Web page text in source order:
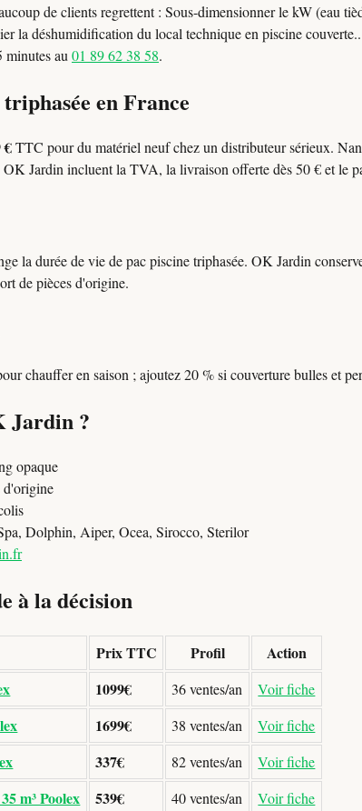
de clients regrettent : Sous-dimensionner le kW (eau
la déshumidification du local technique en piscine
minutes au01 89 62 38 58.
en France
€TTC pour du matériel neuf chez un distributeur sérieux.
Jardin incluent la TVA, la livraison offerte dès 50 € et le
la durée de vie de pac piscine triphasée. OK Jardin
de pièces d'origine.
chauffer en saison ; ajoutez 20 % si couverture bulles et
Jardin ?
opaque
Dolphin, Aiper, Ocea, Sirocco, Sterilor
à la décision
Prix TTC Profil
Action
1099€ 36 ventes/an Voir fiche
1699€ 38 ventes/an Voir fiche
337€ 82 ventes/an Voir fiche
m³ Poolex 539€ 40 ventes/an Voir fiche